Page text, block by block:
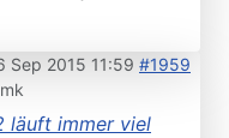
Sep 2015 11:59 #1959
läuft immer viel